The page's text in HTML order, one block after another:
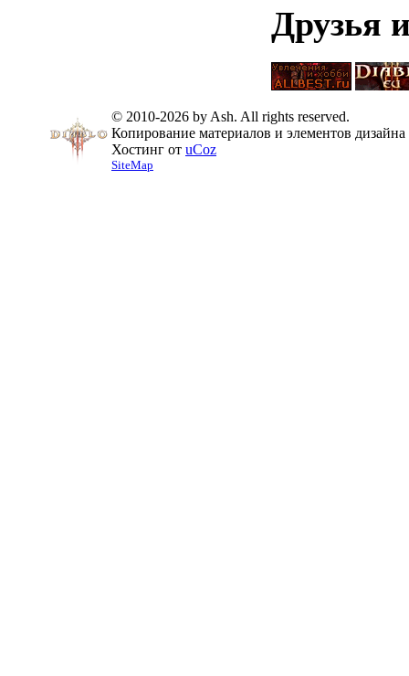
Друзья
© 2010-2026 by Ash. All rights reserved.
Копирование материалов и элементов
Хостинг от uCoz
SiteMap